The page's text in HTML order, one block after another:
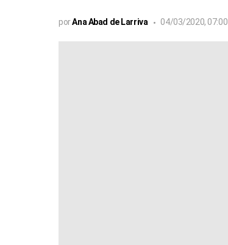
porAna Abad de Larriva 04/03/2020, 07:00